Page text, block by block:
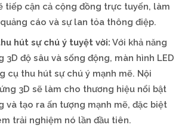
tiếp cận cả cộng đồng trực tuyến, làm
cáo và sự lan tỏa thông điệp.
hút sự chú ý tuyệt vời: Với khả năng
3D độ sâu và sống động, màn hình LED
cụ thu hút sự chú ý mạnh mẽ. Nội
3D sẽ làm cho thương hiệu nổi bật
và tạo ra ấn tượng mạnh mẽ, đặc biệt
trải nghiệm nó lần đầu tiên.